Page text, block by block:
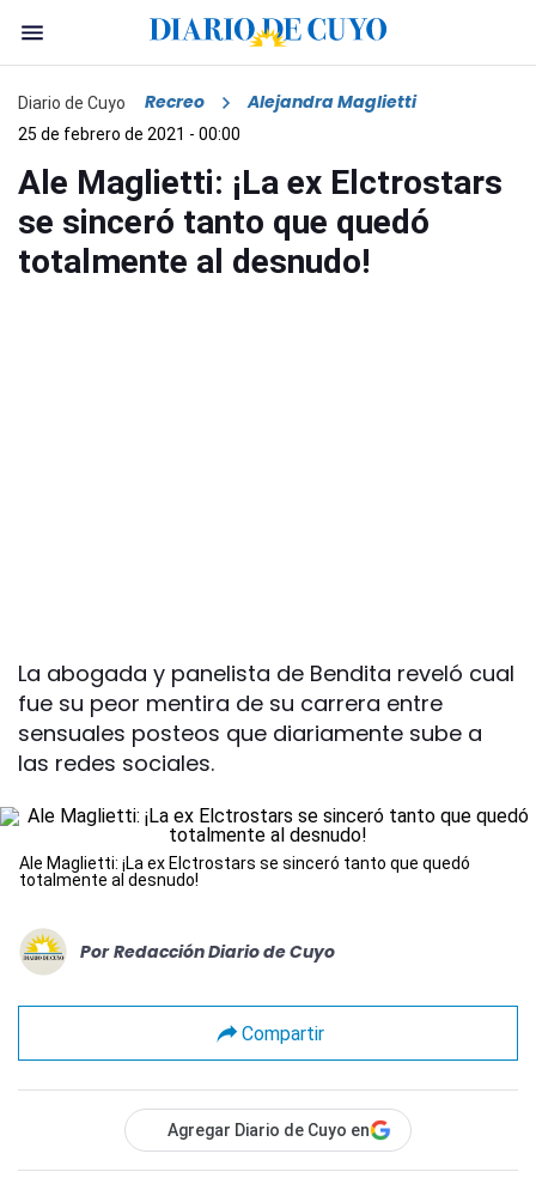
Diario de Cuyo Recreo Alejandra Maglietti
25 de febrero de 2021 - 00:00
Ale Maglietti: ¡La ex Elctrostars
se sinceró tanto que quedó
totalmente al desnudo!
La abogada y panelista de Bendita reveló cual
fue su peor mentira de su carrera entre
sensuales posteos que diariamente sube a
las redes sociales.
Ale Maglietti: ¡La ex Elctrostars se sinceró tanto que quedó
totalmente al desnudo!
Por Redacción Diario de Cuyo
Compartir
Agregar Diario de Cuyo en